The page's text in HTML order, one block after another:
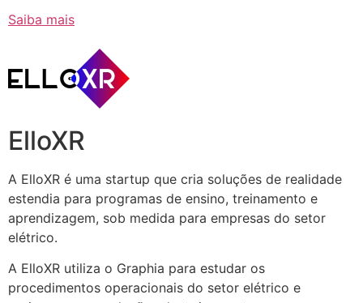
Saiba mais
ElloXR
A ElloXR é uma startup que cria soluções de realidade
estendia para programas de ensino, treinamento e
aprendizagem, sob medida para empresas do setor
elétrico.
A ElloXR utiliza o Graphia para estudar os
procedimentos operacionais do setor elétrico e